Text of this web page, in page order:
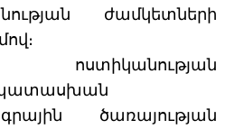
ժամկետների
ծառայության